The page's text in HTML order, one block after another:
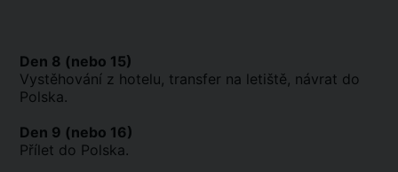
Den 8 (nebo 15)
Vystěhování z hotelu, transfer na letiště, návrat do
Polska.
Den 9 (nebo 16)
Přílet do Polska.